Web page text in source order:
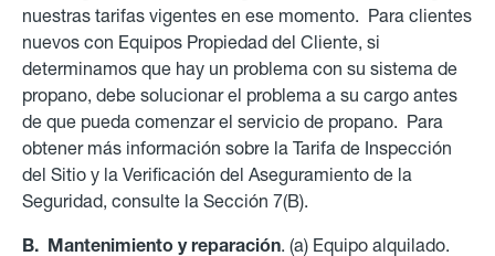
nuestras tarifas vigentes en ese momento. Para clientes
nuevos con Equipos Propiedad del Cliente, si
determinamos que hay un problema con su sistema de
propano, debe solucionar el problema a su cargo antes
de que pueda comenzar el servicio de propano. Para
obtener más información sobre la Tarifa de Inspección
del Sitio y la Verificación del Aseguramiento de la
Seguridad, consulte la Sección 7(B).
B. Mantenimiento y reparación. (a) Equipo alquilado.